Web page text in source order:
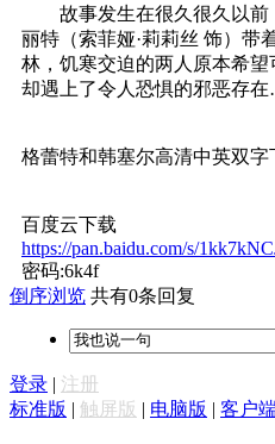
故事发生在很久很久以前
丽特（索菲娅·莉莉丝 饰）带
林，饥寒交迫的两人原本希望
却遇上了令人恐惧的邪恶存
格蕾特和韩塞尔高清中英双字
百度云下载
https://pan.baidu.com/s/
密码:6k4f
倒序浏览 共有0条回复
登录 | 注册
标准版 | 触屏版 | 电脑版 | 客户